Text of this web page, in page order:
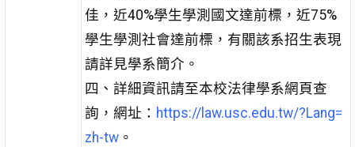
佳，近40%學生學測國文達前標，近75%
學生學測社會達前標，有關該系招生表現
請詳見學系簡介。
四、詳細資訊請至本校法律學系網頁查
詢，網址： https://law.usc.edu.tw/?Lang=
zh-tw。